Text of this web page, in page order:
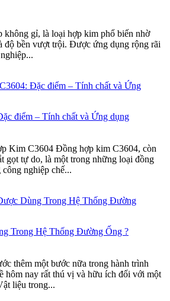
không gỉ, là loại hợp kim phổ biến nhờ
độ bền vượt trội. Được ứng dụng rộng rãi
điểm – Tính chất và Ứng dụng
Kim C3604 Đồng hợp kim C3604, còn
gọt tự do, là một trong những loại đồng
nghiệp chế...
Trong Hệ Thống Đường Ống ?
thêm một bước nữa trong hành trình
hôm nay rất thú vị và hữu ích đối với một
liệu trong...